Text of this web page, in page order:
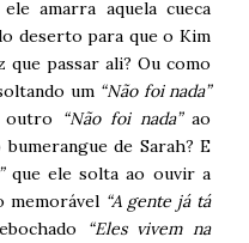
amarra aquela cueca
deserto para que o Kim
passar ali? Ou como
um “Não foi nada”
outro “Não foi nada”ao
de Sarah? E
que ele solta ao ouvir a
memorável “A gente já tá
“Eles vivem na